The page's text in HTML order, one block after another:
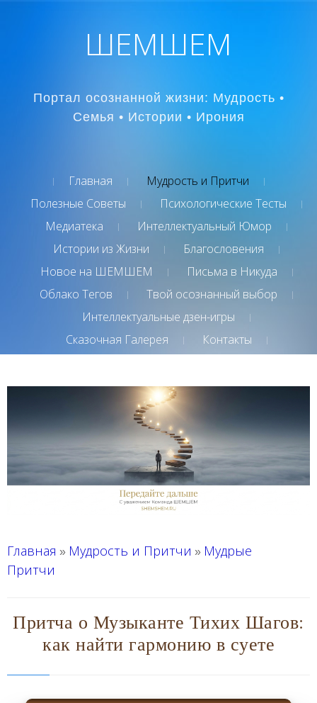
ШЕМШЕМ
Портал осознанной жизни: Мудрость •
Семья • Истории • Ирония
Главная
Мудрость и Притчи
Полезные Советы
Психологические Тесты
Медиатека
Интеллектуальный Юмор
Истории из Жизни
Благословения
Новое на ШЕМШЕМ
Письма в Никуда
Облако Тегов
Твой осознанный выбор
Интеллектуальные дзен-игры
Сказочная Галерея
Контакты
Главная » Мудрость и Притчи » Мудрые
Притчи
Притча о Музыканте Тихих Шагов:
как найти гармонию в суете